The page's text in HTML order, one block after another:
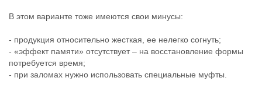
В этом варианте тоже имеются свои минусы:
- продукция относительно жесткая, ее нелегко согнуть;
- «эффект памяти» отсутствует – на восстановление формы
потребуется время;
- при заломах нужно использовать специальные муфты.